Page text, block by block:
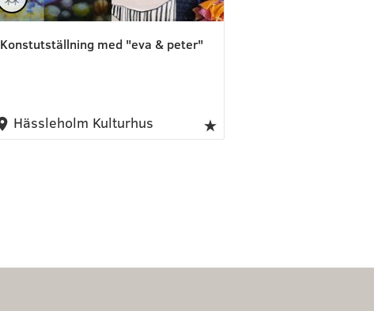
Konstutställning med "eva & peter"
Hässleholm Kulturhus